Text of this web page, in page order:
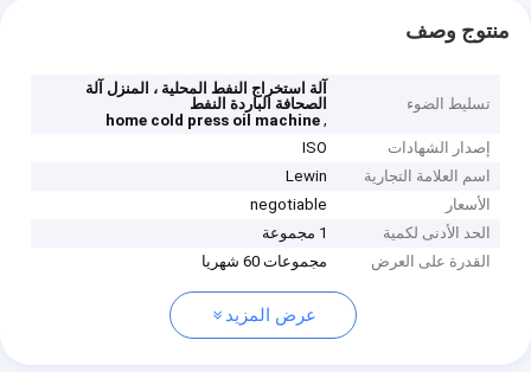
منتوج وصف
تسليط الضوء
آلة استخراج النفط المحلية ، المنزل آلة
الصحافة الباردة النفط
,
home cold press oil machine
إصدار الشهادات
ISO
اسم العلامة التجارية
Lewin
الأسعار
negotiable
الحد الأدنى لكمية
1 مجموعة
القدرة على العرض
مجموعات 60 شهريا
عرض المزيد